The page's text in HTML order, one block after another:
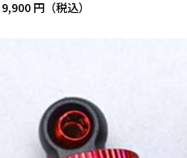
9,900 円（税込）